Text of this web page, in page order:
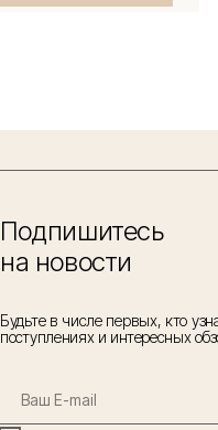
Подпишитесь
на новости
Будьте в числе первых, кто
поступлениях и интересных